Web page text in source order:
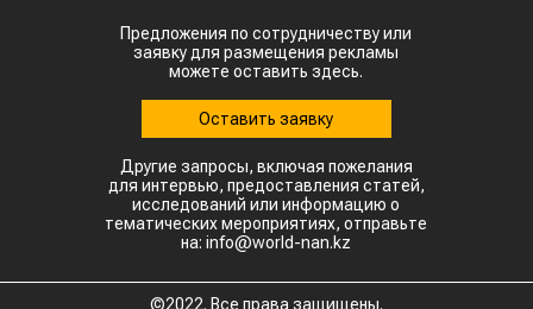
Предложения по сотрудничеству или
заявку для размещения рекламы
можете оставить здесь.
Оставить заявку
Другие запросы, включая пожелания
для интервью, предоставления статей,
исследований или информацию о
тематических мероприятиях, отправьте
на: info@world-nan.kz
©2022. Все права защищены.